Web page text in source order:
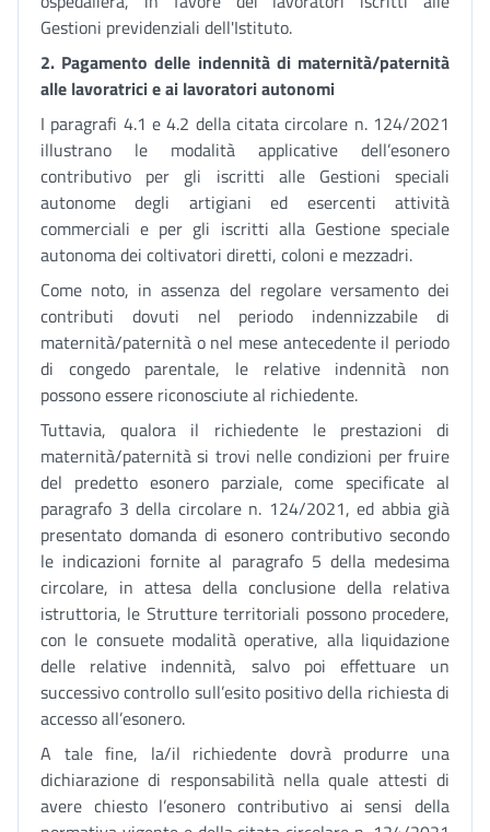
Gestioni previdenziali dell'Istituto.
2. Pagamento delle indennità di maternità/paternità
alle lavoratrici e ai lavoratori autonomi
I paragrafi 4.1 e 4.2 della citata circolare n. 124/2021
illustrano le modalità applicative dell’esonero
contributivo per gli iscritti alle Gestioni speciali
autonome degli artigiani ed esercenti attività
commerciali e per gli iscritti alla Gestione speciale
autonoma dei coltivatori diretti, coloni e mezzadri.
Come noto, in assenza del regolare versamento dei
contributi dovuti nel periodo indennizzabile di
maternità/paternità o nel mese antecedente il periodo
di congedo parentale, le relative indennità non
possono essere riconosciute al richiedente.
Tuttavia, qualora il richiedente le prestazioni di
maternità/paternità si trovi nelle condizioni per fruire
del predetto esonero parziale, come specificate al
paragrafo 3 della circolare n. 124/2021, ed abbia già
presentato domanda di esonero contributivo secondo
le indicazioni fornite al paragrafo 5 della medesima
circolare, in attesa della conclusione della relativa
istruttoria, le Strutture territoriali possono procedere,
con le consuete modalità operative, alla liquidazione
delle relative indennità, salvo poi effettuare un
successivo controllo sull’esito positivo della richiesta di
accesso all’esonero.
A tale fine, la/il richiedente dovrà produrre una
dichiarazione di responsabilità nella quale attesti di
avere chiesto l’esonero contributivo ai sensi della